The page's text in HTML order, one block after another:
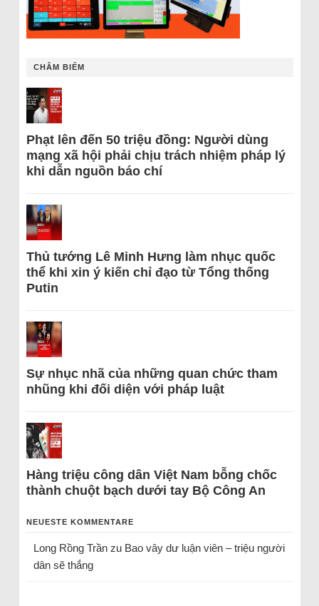
CHÂM BIẾM
Phạt lên đến 50 triệu đồng: Người dùng
mạng xã hội phải chịu trách nhiệm pháp lý
khi dẫn nguồn báo chí
Thủ tướng Lê Minh Hưng làm nhục quốc
thể khi xin ý kiến chỉ đạo từ Tổng thống
Putin
Sự nhục nhã của những quan chức tham
nhũng khi đối diện với pháp luật
Hàng triệu công dân Việt Nam bỗng chốc
thành chuột bạch dưới tay Bộ Công An
NEUESTE KOMMENTARE
Long Rồng Trầnzu Bao vây dư luận viên – triệu người
dân sẽ thắng